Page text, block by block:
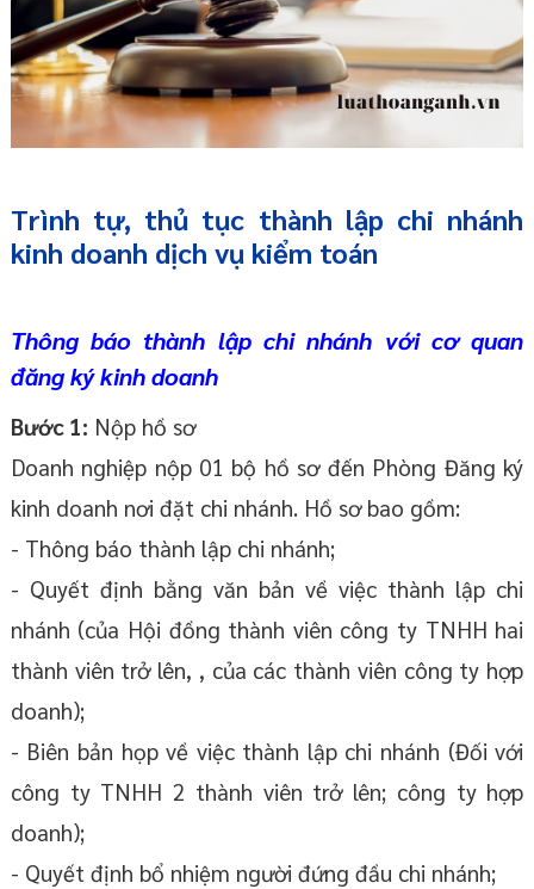
Trình tự, thủ tục thành lập chi nhánh
kinh doanh dịch vụ kiểm toán
Thông báo thành lập chi nhánh với cơ quan
đăng ký kinh doanh
Bước 1: Nộp hồ sơ
Doanh nghiệp nộp 01 bộ hồ sơ đến Phòng Đăng ký
kinh doanh nơi đặt chi nhánh. Hồ sơ bao gồm:
- Thông báo thành lập chi nhánh;
- Quyết định bằng văn bản về việc thành lập chi
nhánh (của Hội đồng thành viên công ty TNHH hai
thành viên trở lên, , của các thành viên công ty hợp
doanh);
- Biên bản họp về việc thành lập chi nhánh (Đối với
công ty TNHH 2 thành viên trở lên; công ty hợp
doanh);
- Quyết định bổ nhiệm người đứng đầu chi nhánh;